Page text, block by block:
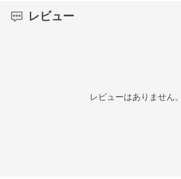
レビュー
レビューはありません。